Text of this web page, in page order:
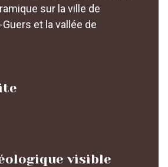
sur la ville de
et la vallée de
visible